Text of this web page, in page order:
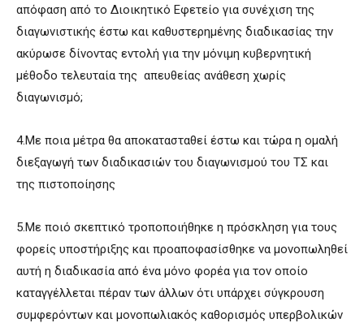
απόφαση από το Διοικητικό Εφετείο για συνέχιση της
διαγωνιστικής έστω και καθυστερημένης διαδικασίας την
ακύρωσε δίνοντας εντολή για την μόνιμη κυβερνητική
μέθοδο τελευταία της απευθείας ανάθεση χωρίς
διαγωνισμό;
4.Με ποια μέτρα θα αποκατασταθεί έστω και τώρα η ομαλή
διεξαγωγή των διαδικασιών του διαγωνισμού του ΤΣ και
της πιστοποίησης
5.Με ποιό σκεπτικό τροποποιήθηκε η πρόσκληση για τους
φορείς υποστήριξης και προαποφασίσθηκε να μονοπωληθεί
αυτή η διαδικασία από ένα μόνο φορέα για τον οποίο
καταγγέλλεται πέραν των άλλων ότι υπάρχει σύγκρουση
συμφερόντων και μονοπωλιακός καθορισμός υπερβολικών